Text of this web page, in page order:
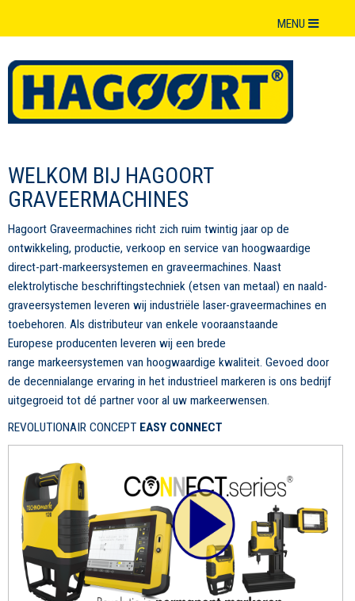
MENU
WELKOM BIJ HAGOORT
GRAVEERMACHINES
Hagoort Graveermachines richt zich ruim twintig jaar op de
ontwikkeling, productie, verkoop en service van hoogwaardige
direct-part-markeersystemen en graveermachines. Naast
elektrolytische beschriftingstechniek (etsen van metaal) en naald-
graveersystemen leveren wij industriële laser-graveermachines en
toebehoren. Als distributeur van enkele vooraanstaande
Europese producenten leveren wij een brede
range markeersystemen van hoogwaardige kwaliteit. Gevoed door
de decennialange ervaring in het industrieel markeren is ons bedrijf
uitgegroeid tot dé partner voor al uw markeerwensen.
REVOLUTIONAIR CONCEPT EASY CONNECT